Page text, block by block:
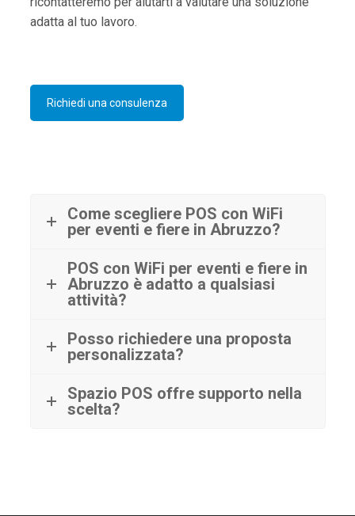
adatta al tuo lavoro.
Richiedi una consulenza
Come scegliere POS con WiFi
per eventi e fiere in Abruzzo?
POS con WiFi per eventi e fiere in
Abruzzo è adatto a qualsiasi
attività?
Posso richiedere una proposta
personalizzata?
Spazio POS offre supporto nella
scelta?